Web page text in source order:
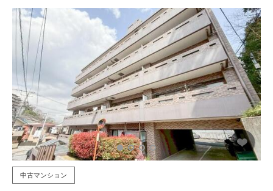
中古マンション